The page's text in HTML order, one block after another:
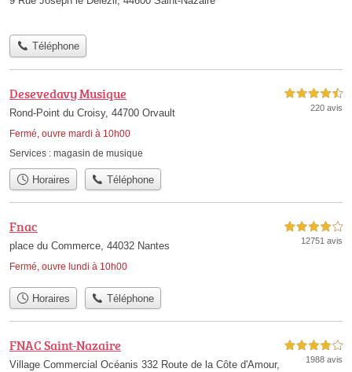
Téléphone
Desevedavy Musique
Rond-Point du Croisy, 44700 Orvault
Fermé, ouvre mardi à 10h00
4,5 étoiles sur 5
220 avis
Services : magasin de musique
Horaires Téléphone
Fnac
place du Commerce, 44032 Nantes
Fermé, ouvre lundi à 10h00
4,0 étoiles sur 5
12751 avis
Horaires Téléphone
FNAC Saint-Nazaire
Village Commercial Océanis 332 Route de la Côte d'Amour,
4,0 étoiles sur 5
1988 avis